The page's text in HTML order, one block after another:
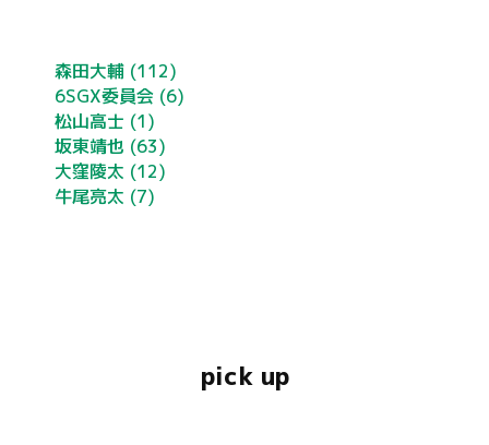
森田大輔 (112)
6SGX委員会 (6)
松山高士 (1)
坂東靖也 (63)
大窪陵太 (12)
牛尾亮太 (7)
pick up